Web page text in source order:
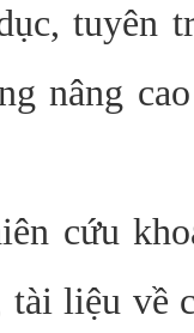
tuyên
nâng
cứu
liệu về